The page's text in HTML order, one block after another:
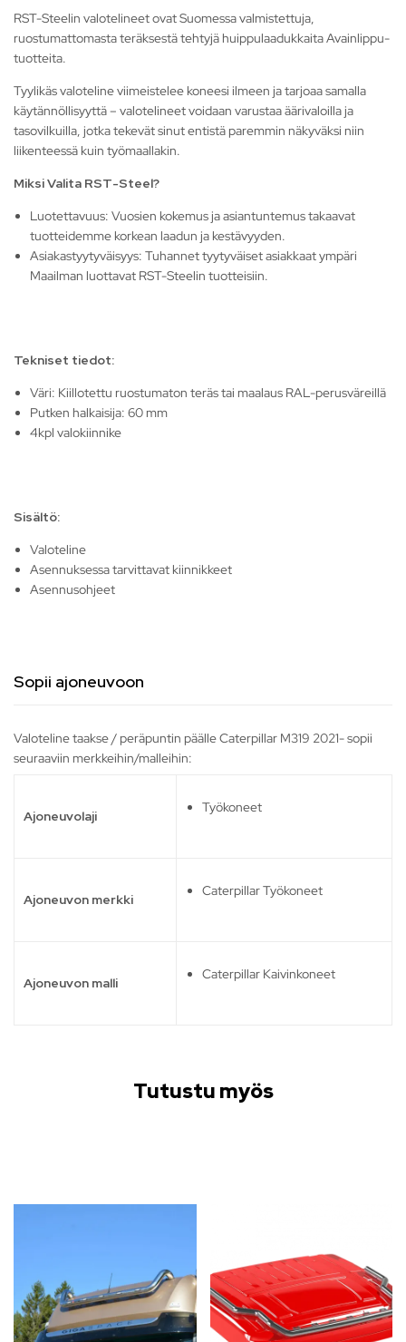
RST-Steelin valotelineet ovat Suomessa valmistettuja,
ruostumattomasta teräksestä tehtyjä huippulaadukkaita Avainlippu-
tuotteita.
Tyylikäs valoteline viimeistelee koneesi ilmeen ja tarjoaa samalla
käytännöllisyyttä – valotelineet voidaan varustaa äärivaloilla ja
tasovilkuilla, jotka tekevät sinut entistä paremmin näkyväksi niin
liikenteessä kuin työmaallakin.
Miksi Valita RST-Steel?
Luotettavuus: Vuosien kokemus ja asiantuntemus takaavat
tuotteidemme korkean laadun ja kestävyyden.
Asiakastyytyväisyys: Tuhannet tyytyväiset asiakkaat ympäri
Maailman luottavat RST-Steelin tuotteisiin.
Tekniset tiedot:
Väri: Kiillotettu ruostumaton teräs tai maalaus RAL-perusväreillä
Putken halkaisija: 60 mm
4kpl valokiinnike
Sisältö:
Valoteline
Asennuksessa tarvittavat kiinnikkeet
Asennusohjeet
Sopii ajoneuvoon
Valoteline taakse / peräpuntin päälle Caterpillar M319 2021- sopii
seuraaviin merkkeihin/malleihin:
Ajoneuvolaji
Työkoneet
Ajoneuvon merkki
Caterpillar Työkoneet
Ajoneuvon malli
Caterpillar Kaivinkoneet
Tutustu myös